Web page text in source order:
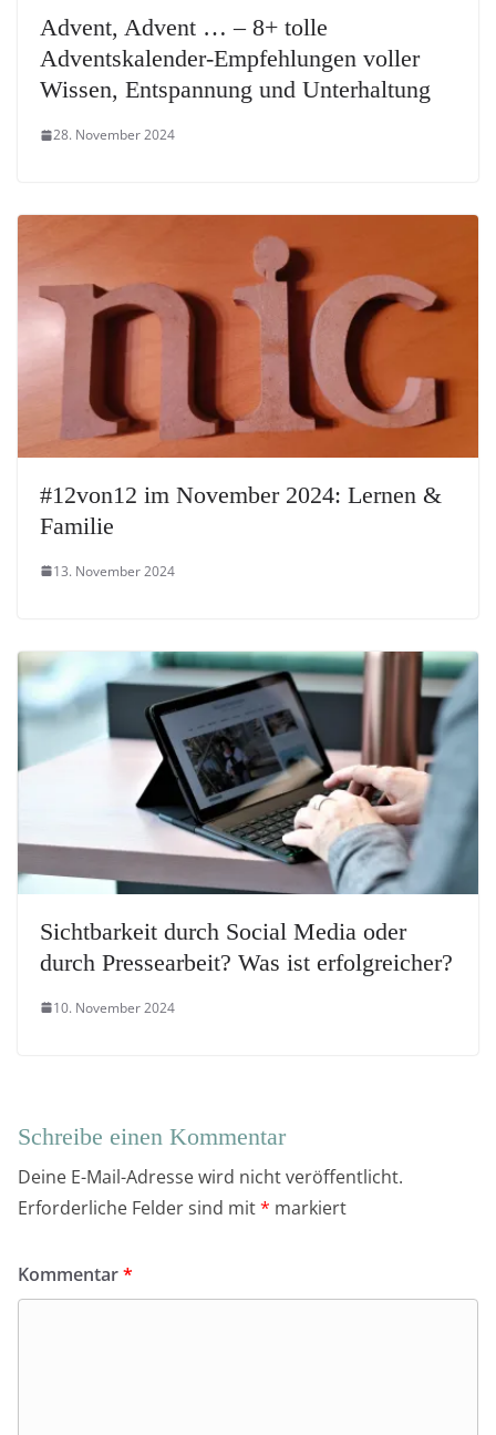
Advent, Advent … – 8+ tolle
Adventskalender-Empfehlungen voller
Wissen, Entspannung und Unterhaltung
28. November 2024
#12von12 im November 2024: Lernen &
Familie
13. November 2024
Sichtbarkeit durch Social Media oder
durch Pressearbeit? Was ist erfolgreicher?
10. November 2024
Schreibe einen Kommentar
Deine E-Mail-Adresse wird nicht veröffentlicht.
Erforderliche Felder sind mit* markiert
Kommentar*